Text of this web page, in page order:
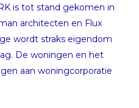
is tot stand gekomen in
architecten en Flux
wordt straks eigendom
De woningen en het
aan woningcorporatie